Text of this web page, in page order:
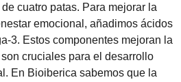
cuatro patas. Para mejorar la
emocional, añadimos ácidos
3. Estos componentes mejoran la
cruciales para el desarrollo
En Bioiberica sabemos que la